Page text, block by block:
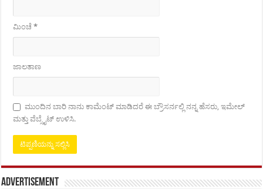
ಮಿಂಚೆ*
ಜಾಲತಾಣ
ಮುಂದಿನ ಬಾರಿ ನಾನು ಕಾಮೆಂಟ್ ಮಾಡಿದರೆ ಈ ಬ್ರೌಸರ್ನಲ್ಲಿ ನನ್ನ ಹೆಸರು, ಇಮೇಲ್
ಮತ್ತು ವೆಬ್ಸೈಟ್ ಉಳಿಸಿ.
Advertisement